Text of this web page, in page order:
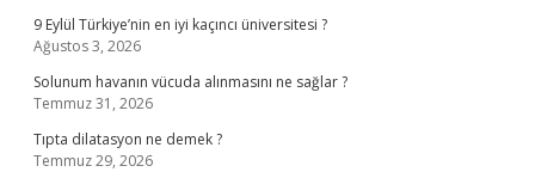
9 Eylül Türkiye’nin en iyi kaçıncı üniversitesi ?
Ağustos 3, 2026
Solunum havanın vücuda alınmasını ne sağlar ?
Temmuz 31, 2026
Tıpta dilatasyon ne demek ?
Temmuz 29, 2026